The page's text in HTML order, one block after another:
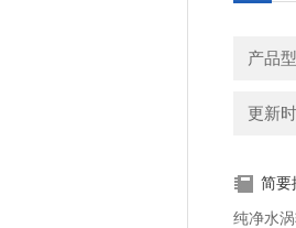
产品
更新
简要
纯净水